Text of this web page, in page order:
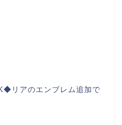
リアのエンブレム追加で